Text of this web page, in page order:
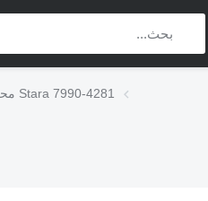
محرك هيدروليكي Stara 7990-4281